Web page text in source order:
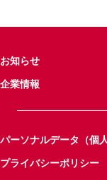
お知らせ
企業情報
パーソナルデータ（個
プライバシーポリシー